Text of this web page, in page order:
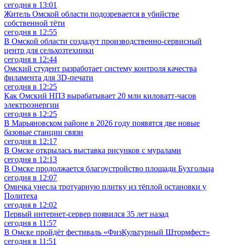
сегодня в 13:01
Житель Омской области подозревается в убийстве
собственной тёти
сегодня в 12:55
В Омской области создадут производственно-сервисный
центр для сельхозтехники
сегодня в 12:44
Омский студент разработает систему контроля качества
филамента для 3D-печати
сегодня в 12:25
Как Омский НПЗ вырабатывает 20 млн киловатт-часов
электроэнергии
сегодня в 12:25
В Марьяновском районе в 2026 году появятся две новые
базовые станции связи
сегодня в 12:17
В Омске открылась выставка рисунков с муралами
сегодня в 12:13
В Омске продолжается благоустройство площади Бухгольца
сегодня в 12:07
Омичка унесла тротуарную плитку из тёплой остановки у
Политеха
сегодня в 12:02
Первый интернет-сервер появился 35 лет назад
сегодня в 11:57
В Омске пройдёт фестиваль «ФизКультурный Штормфест»
сегодня в 11:51